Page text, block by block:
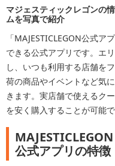
マジェスティックレゴンの
ムを写真で紹介
「MAJESTICLEGON公式
できる公式アプリです。エ
し、いつも利用する店舗を
荷の商品やイベントなど気
きます。実店舗で使えるク
を安く購入することが可能で
公式アプリの特